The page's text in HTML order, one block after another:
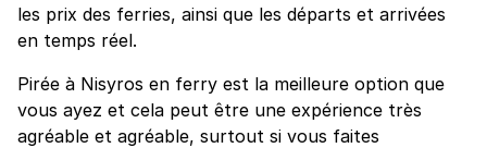
les prix des ferries, ainsi que les départs et arrivées
en temps réel.
Pirée à Nisyros en ferry est la meilleure option que
vous ayez et cela peut être une expérience très
agréable et agréable, surtout si vous faites